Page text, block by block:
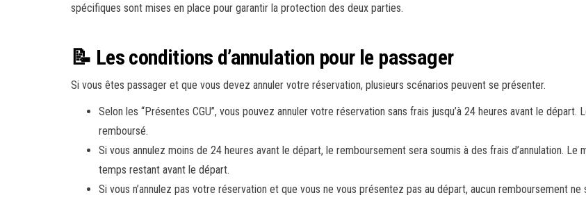
spécifiques sont mises en place pour garantir la protection des deux parties.
📝 Les conditions d’annulation pour le passager
Si vous êtes passager et que vous devez annuler votre réservation, plusieurs scénarios peuvent se présenter.
Selon les “Présentes CGU”, vous pouvez annuler votre réservation sans frais jusqu’à 24 heures avant le
remboursé.
Si vous annulez moins de 24 heures avant le départ, le remboursement sera soumis à des frais d’annulation.
temps restant avant le départ.
Si vous n’annulez pas votre réservation et que vous ne vous présentez pas au départ, aucun remboursement ne